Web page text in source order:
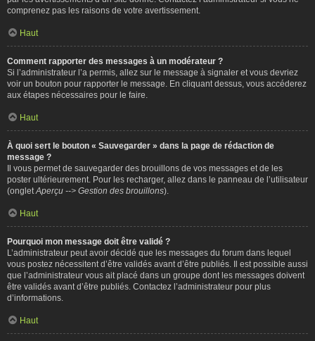
comprenez pas les raisons de votre avertissement.
Haut
Comment rapporter des messages à un modérateur ?
Si l’administrateur l’a permis, allez sur le message à signaler et vous devriez
voir un bouton pour rapporter le message. En cliquant dessus, vous accéderez
aux étapes nécessaires pour le faire.
Haut
À quoi sert le bouton « Sauvegarder » dans la page de rédaction de
message ?
Il vous permet de sauvegarder des brouillons de vos messages et de les
poster ultérieurement. Pour les recharger, allez dans le panneau de l’utilisateur
(onglet Aperçu --> Gestion des brouillons).
Haut
Pourquoi mon message doit être validé ?
L’administrateur peut avoir décidé que les messages du forum dans lequel
vous postez nécessitent d’être validés avant d’être publiés. Il est possible aussi
que l’administrateur vous ait placé dans un groupe dont les messages doivent
être validés avant d’être publiés. Contactez l’administrateur pour plus
d’informations.
Haut